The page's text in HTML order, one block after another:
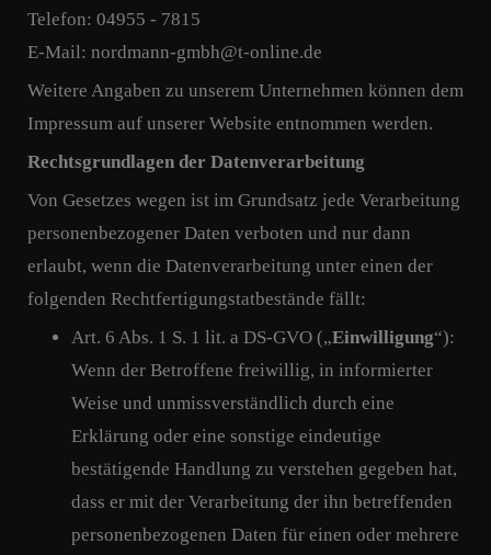
Telefon: 04955 - 7815
E-Mail: nordmann-gmbh@t-online.de
Weitere Angaben zu unserem Unternehmen können dem
Impressum auf unserer Website entnommen werden.
Rechtsgrundlagen der Datenverarbeitung
Von Gesetzes wegen ist im Grundsatz jede Verarbeitung
personenbezogener Daten verboten und nur dann
erlaubt, wenn die Datenverarbeitung unter einen der
folgenden Rechtfertigungstatbestände fällt:
Art. 6 Abs. 1 S. 1 lit. a DS-GVO („Einwilligung“):
Wenn der Betroffene freiwillig, in informierter
Weise und unmissverständlich durch eine
Erklärung oder eine sonstige eindeutige
bestätigende Handlung zu verstehen gegeben hat,
dass er mit der Verarbeitung der ihn betreffenden
personenbezogenen Daten für einen oder mehrere